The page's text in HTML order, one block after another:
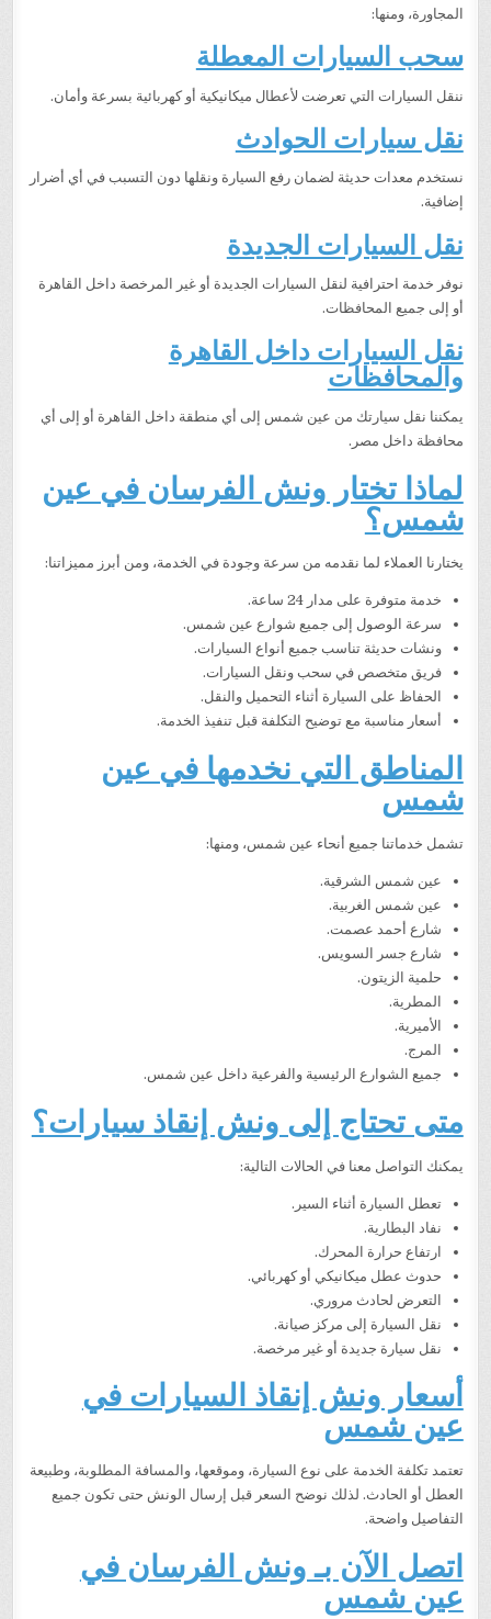
المجاورة، ومنها:
سحب السيارات المعطلة
ننقل السيارات التي تعرضت لأعطال ميكانيكية أو كهربائية بسرعة وأمان.
نقل سيارات الحوادث
نستخدم معدات حديثة لضمان رفع السيارة ونقلها دون التسبب في أي أضرار
إضافية.
نقل السيارات الجديدة
نوفر خدمة احترافية لنقل السيارات الجديدة أو غير المرخصة داخل القاهرة
أو إلى جميع المحافظات.
نقل السيارات داخل القاهرة
والمحافظات
يمكننا نقل سيارتك من عين شمس إلى أي منطقة داخل القاهرة أو إلى أي
محافظة داخل مصر.
لماذا تختار ونش الفرسان في عين
شمس؟
يختارنا العملاء لما نقدمه من سرعة وجودة في الخدمة، ومن أبرز مميزاتنا:
خدمة متوفرة على مدار 24 ساعة.
سرعة الوصول إلى جميع شوارع عين شمس.
ونشات حديثة تناسب جميع أنواع السيارات.
فريق متخصص في سحب ونقل السيارات.
الحفاظ على السيارة أثناء التحميل والنقل.
أسعار مناسبة مع توضيح التكلفة قبل تنفيذ الخدمة.
المناطق التي نخدمها في عين
شمس
تشمل خدماتنا جميع أنحاء عين شمس، ومنها:
عين شمس الشرقية.
عين شمس الغربية.
شارع أحمد عصمت.
شارع جسر السويس.
حلمية الزيتون.
المطرية.
الأميرية.
المرج.
جميع الشوارع الرئيسية والفرعية داخل عين شمس.
متى تحتاج إلى ونش إنقاذ سيارات؟
يمكنك التواصل معنا في الحالات التالية:
تعطل السيارة أثناء السير.
نفاد البطارية.
ارتفاع حرارة المحرك.
حدوث عطل ميكانيكي أو كهربائي.
التعرض لحادث مروري.
نقل السيارة إلى مركز صيانة.
نقل سيارة جديدة أو غير مرخصة.
أسعار ونش إنقاذ السيارات في
عين شمس
تعتمد تكلفة الخدمة على نوع السيارة، وموقعها، والمسافة المطلوبة، وطبيعة
العطل أو الحادث. لذلك نوضح السعر قبل إرسال الونش حتى تكون جميع
التفاصيل واضحة.
اتصل الآن بـ ونش الفرسان في
عين شمس